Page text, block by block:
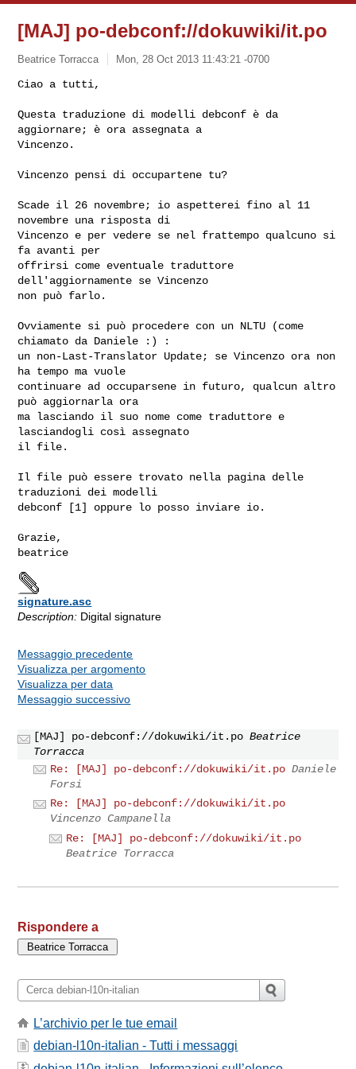
[MAJ] po-debconf://dokuwiki/it.po
Beatrice Torracca Mon, 28 Oct 2013 11:43:21 -0700
Ciao a tutti,
Questa traduzione di modelli debconf è da
aggiornare; è ora assegnata a
Vincenzo.
Vincenzo pensi di occupartene tu?
Scade il 26 novembre; io aspetterei fino al 11
novembre una risposta di
Vincenzo e per vedere se nel frattempo qualcuno si
fa avanti per
offrirsi come eventuale traduttore
dell'aggiornamente se Vincenzo
non può farlo.
Ovviamente si può procedere con un NLTU (come
chiamato da Daniele :) :
un non-Last-Translator Update; se Vincenzo ora non
ha tempo ma vuole
continuare ad occuparsene in futuro, qualcun altro
può aggiornarla ora
ma lasciando il suo nome come traduttore e
lasciandogli così assegnato
il file.
Il file può essere trovato nella pagina delle
traduzioni dei modelli
debconf [1] oppure lo posso inviare io.
Grazie,
signature.asc
Description: Digital signature
Messaggio precedente
Visualizza per argomento
Visualizza per data
Messaggio successivo
[MAJ] po-debconf://dokuwiki/it.po Beatrice
Torracca
Re: [MAJ] po-debconf://dokuwiki/it.po Daniele
Forsi
Re: [MAJ] po-debconf://dokuwiki/it.po
Vincenzo Campanella
Re: [MAJ] po-debconf://dokuwiki/it.po
Beatrice Torracca
Rispondere a
L’archivio per le tue email
debian-l10n-italian - Tutti i messaggi